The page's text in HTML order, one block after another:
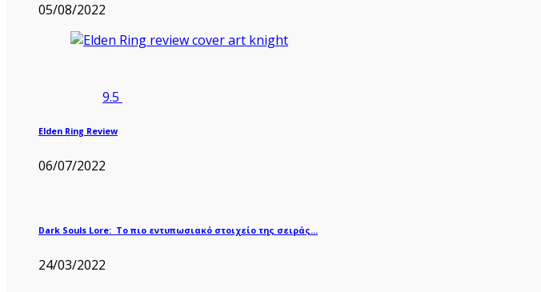
05/08/2022
9.5
Elden Ring Review
06/07/2022
Dark Souls Lore: Το πιο εντυπωσιακό στοιχείο της σειράς…
24/03/2022